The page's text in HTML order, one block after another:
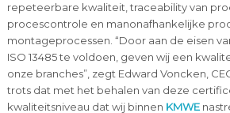
repeteerbare kwaliteit, traceability van
procescontrole en manonafhankelijke
montageprocessen. “Door aan de eisen
ISO 13485 te voldoen, geven wij een
onze branches”, zegt Edward Voncken,
trots dat met het behalen van deze
kwaliteitsniveau dat wij binnen KMWE